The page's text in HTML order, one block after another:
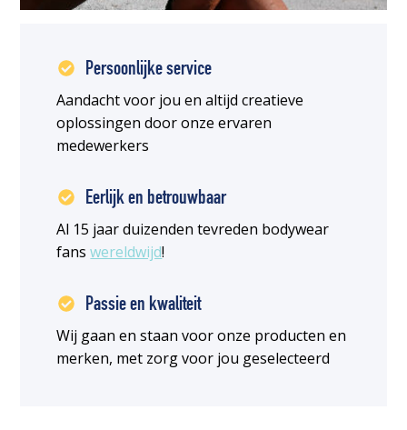
Persoonlijke service
Aandacht voor jou en altijd creatieve
oplossingen door onze ervaren
medewerkers
Eerlijk en betrouwbaar
Al 15 jaar duizenden tevreden bodywear
fanswereldwijd!
Passie en kwaliteit
Wij gaan en staan voor onze producten en
merken, met zorg voor jou geselecteerd